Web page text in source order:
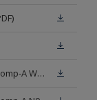
Veiligheidsinformatieblad Crafco PTC Comp-A W05 (MSDS)